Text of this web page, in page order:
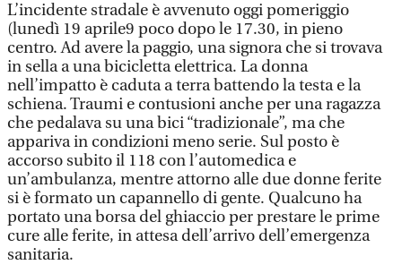
L’incidente stradale è avvenuto oggi pomeriggio
(lunedì 19 aprile9 poco dopo le 17.30, in pieno
centro. Ad avere la paggio, una signora che si trovava
in sella a una bicicletta elettrica. La donna
nell’impatto è caduta a terra battendo la testa e la
schiena. Traumi e contusioni anche per una ragazza
che pedalava su una bici “tradizionale”, ma che
appariva in condizioni meno serie. Sul posto è
accorso subito il 118 con l’automedica e
un’ambulanza, mentre attorno alle due donne ferite
si è formato un capannello di gente. Qualcuno ha
portato una borsa del ghiaccio per prestare le prime
cure alle ferite, in attesa dell’arrivo dell’emergenza
sanitaria.